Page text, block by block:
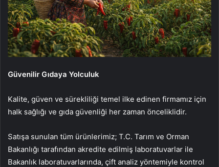
Güvenilir Gıdaya Yolculuk
Kalite, güven ve sürekliliği temel ilke edinen firmamız için
halk sağlığı ve gıda güvenliği her zaman önceliklidir.
Satışa sunulan tüm ürünlerimiz; T.C. Tarım ve Orman
Bakanlığı tarafından akredite edilmiş laboratuvarlar ile
Bakanlık laboratuvarlarında, çift analiz yöntemiyle kontrol